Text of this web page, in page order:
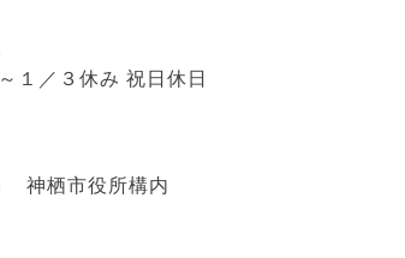
１／３休み 祝日休日
神栖市役所構内